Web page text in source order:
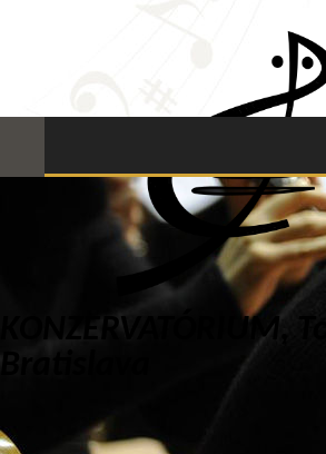
KONZERVATÓRIUM,
Bratislava